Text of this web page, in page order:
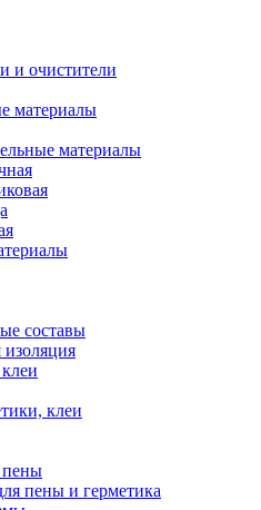
и очистители
материалы
материалы
составы
изоляция
клеи
пены и герметика